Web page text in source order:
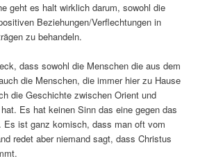
geht es halt wirklich darum, sowohl die
Beziehungen/Verflechtungen in
zu behandeln.
dass sowohl die Menschen die aus dem
die Menschen, die immer hier zu Hause
die Geschichte zwischen Orient und
Es hat keinen Sinn das eine gegen das
Es ist ganz komisch, dass man oft vom
redet aber niemand sagt, dass Christus